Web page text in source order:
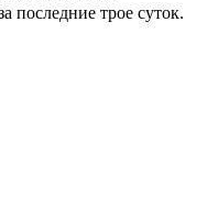
последние трое суток.